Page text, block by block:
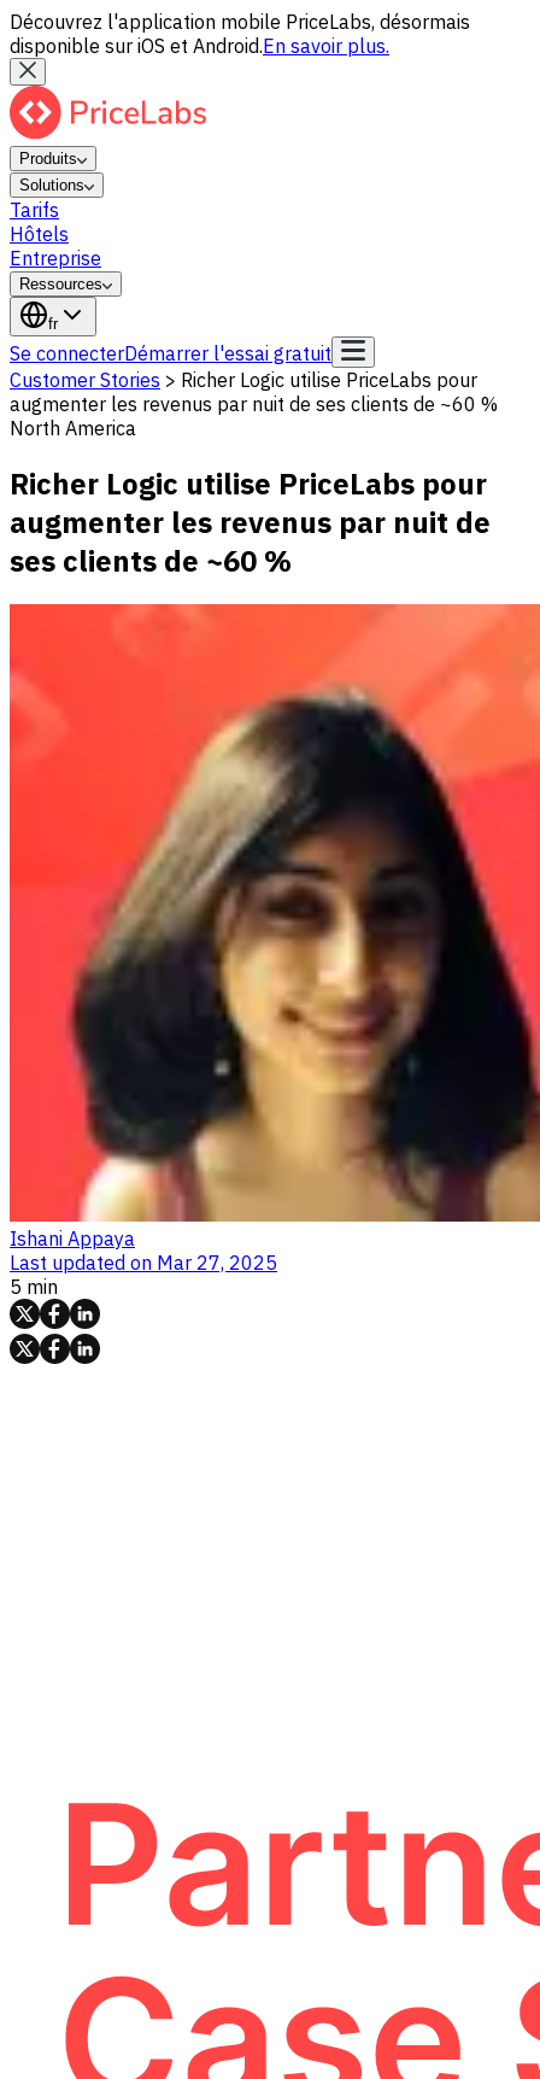
Découvrez l'application mobile PriceLabs, désormais
disponible sur iOS et Android.En savoir plus.
Produits
Solutions
Tarifs
Hôtels
Entreprise
Ressources
fr
Se connecterDémarrer l'essai gratuit
Customer Stories > Richer Logic utilise PriceLabs pour
augmenter les revenus par nuit de ses clients de ~60 %
North America
Richer Logic utilise PriceLabs pour
augmenter les revenus par nuit de
ses clients de ~60 %
Ishani Appaya
Last updated on Mar 27, 2025
5 min